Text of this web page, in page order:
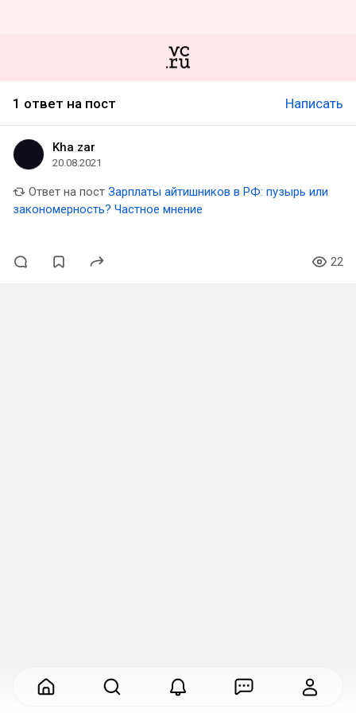
1 ответ на пост Написать
Kha zar
20.08.2021
Ответ на пост Зарплаты айтишников в РФ: пузырь или
закономерность? Частное мнение
22